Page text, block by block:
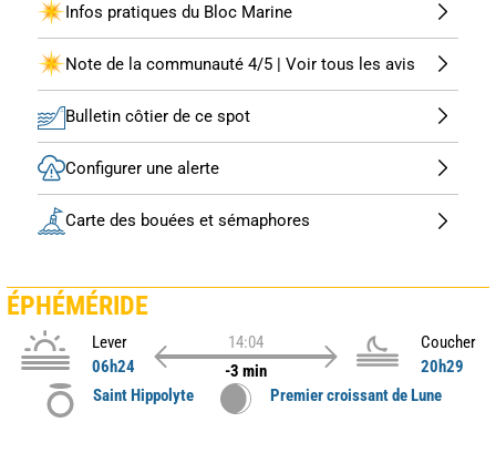
Infos pratiques du Bloc Marine
Note de la communauté 4/5 | Voir tous les avis
Bulletin côtier de ce spot
Configurer une alerte
Carte des bouées et sémaphores
ÉPHÉMÉRIDE
Lever
06h24
14:04
-3 min
Coucher
20h29
Saint Hippolyte
Premier croissant de Lune